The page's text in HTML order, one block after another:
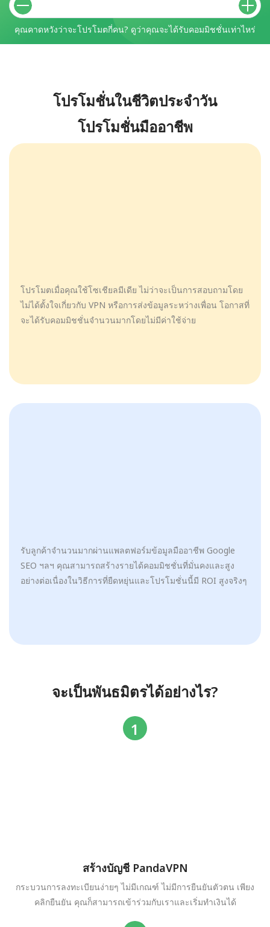
คุณคาดหวังว่าจะโปรโมตกี่คน? ดูว่าคุณจะได้รับคอมมิชชั่นเท่าไหร่
โปรโมชั่นในชีวิตประจำวัน
โปรโมชั่นมืออาชีพ
โปรโมตเมื่อคุณใช้โซเชียลมีเดีย ไม่ว่าจะเป็นการสอบถามโดย
ไม่ได้ตั้งใจเกี่ยวกับ VPN หรือการส่งข้อมูลระหว่างเพื่อน โอกาสที่
จะได้รับคอมมิชชั่นจำนวนมากโดยไม่มีค่าใช้จ่าย
รับลูกค้าจำนวนมากผ่านแพลตฟอร์มข้อมูลมืออาชีพ Google
SEO ฯลฯ คุณสามารถสร้างรายได้คอมมิชชั่นที่มั่นคงและสูง
อย่างต่อเนื่องในวิธีการที่ยืดหยุ่นและโปรโมชั่นนี้มี ROI สูงจริงๆ
จะเป็นพันธมิตรได้อย่างไร?
สร้างบัญชี PandaVPN
กระบวนการลงทะเบียนง่ายๆ ไม่มีเกณฑ์ ไม่มีการยืนยันตัวตน เพียง
คลิกยืนยัน คุณก็สามารถเข้าร่วมกับเราและเริ่มทำเงินได้